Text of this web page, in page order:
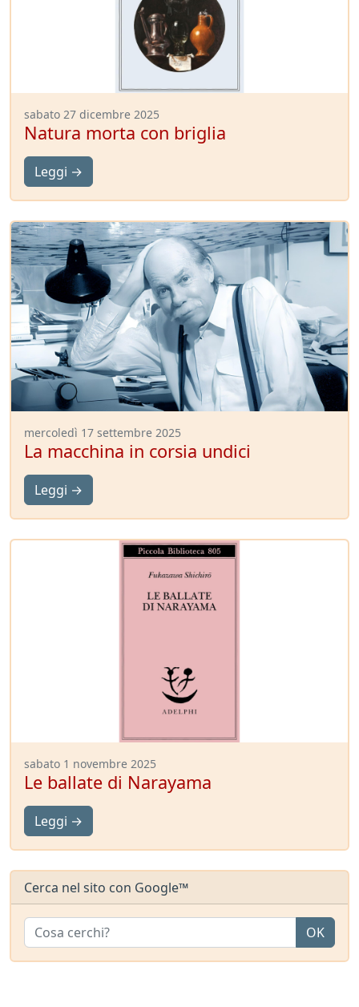
sabato 27 dicembre 2025
Natura morta con briglia
Leggi →
mercoledì 17 settembre 2025
La macchina in corsia undici
Leggi →
sabato 1 novembre 2025
Le ballate di Narayama
Leggi →
Cerca nel sito con Google™
OK